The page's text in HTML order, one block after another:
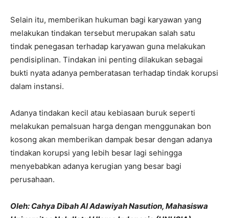
Selain itu, memberikan hukuman bagi karyawan yang
melakukan tindakan tersebut merupakan salah satu
tindak penegasan terhadap karyawan guna melakukan
pendisiplinan. Tindakan ini penting dilakukan sebagai
bukti nyata adanya pemberatasan terhadap tindak korupsi
dalam instansi.
Adanya tindakan kecil atau kebiasaan buruk seperti
melakukan pemalsuan harga dengan menggunakan bon
kosong akan memberikan dampak besar dengan adanya
tindakan korupsi yang lebih besar lagi sehingga
menyebabkan adanya kerugian yang besar bagi
perusahaan.
Oleh: Cahya Dibah Al Adawiyah Nasution, Mahasiswa